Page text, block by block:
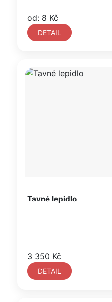
od: 8 Kč
DETAIL
Tavné lepidlo
3 350 Kč
DETAIL